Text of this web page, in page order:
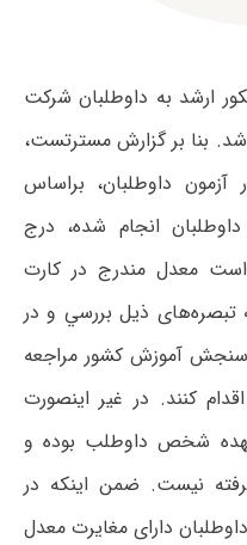
ارشد به داوطلبان شرکت
ارشد ۹۳ اعلام شد. بنا بر گزارش مسترتست،
داوﻃﻠﺒﺎن، ﺑﺮاﺳﺎس
اﻧﺠﺎم ﺷﺪه، درج
اﺳﺖ ﻣﻌﺪل ﻣﻨﺪرج در ﻛﺎرت
ﺗﺒﺼﺮهﻫﺎی ذﻳﻞ ﺑﺮرﺳﻲ و در
آﻣﻮزش ﻛﺸﻮر ﻣﺮاﺟﻌﻪ
کنند. در ﻏﻴﺮ اﻳﻨﺼﻮرت
ﺷﺨﺺ داوﻃﻠﺐ ﺑﻮده و
نیست. ضمن اینکه در
دارای ﻣﻐﺎﻳﺮت ﻣﻌﺪل